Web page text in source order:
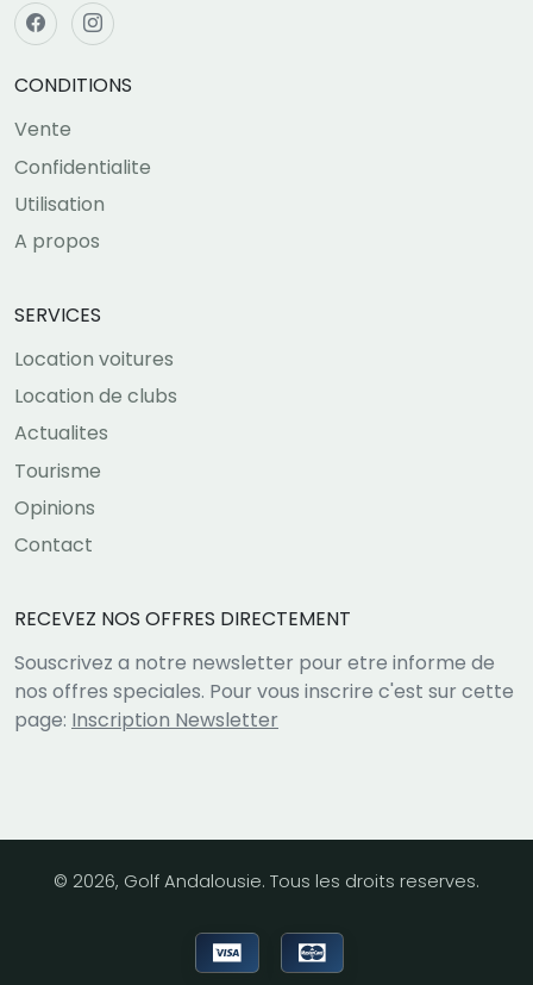
CONDITIONS
Vente
Confidentialite
Utilisation
A propos
SERVICES
Location voitures
Location de clubs
Actualites
Tourisme
Opinions
Contact
RECEVEZ NOS OFFRES DIRECTEMENT
Souscrivez a notre newsletter pour etre informe de
nos offres speciales. Pour vous inscrire c'est sur cette
page: Inscription Newsletter
© 2026, Golf Andalousie. Tous les droits reserves.